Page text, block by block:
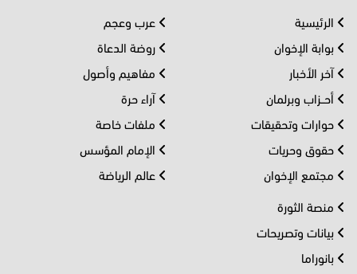
الرئيسية
بوابة الإخوان
آخر الأخبار
أحــزاب وبرلمان
حوارات وتحقيقات
حقوق وحريات
مجتمع الإخوان
عرب وعجم
روضة الدعاة
مفاهيم وأصول
آراء حرة
ملفات خاصة
الإمام المؤسس
عالم الرياضة
منصة الثورة
بيانات وتصريحات
بانوراما